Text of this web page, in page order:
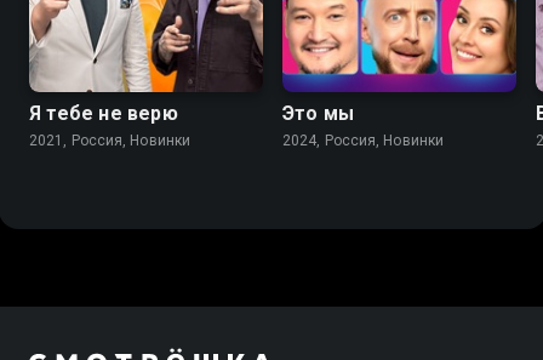
Я тебе не верю
2021, Россия, Новинки
Это мы
2024, Россия, Новинки